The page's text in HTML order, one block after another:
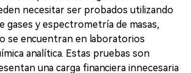
necesitar ser probados utilizando
gases y espectrometría de masas,
se encuentran en laboratorios
analítica. Estas pruebas son
una carga financiera innecesaria